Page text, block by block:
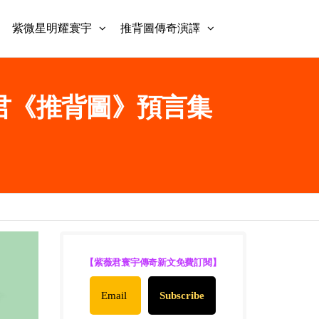
紫微星明耀寰宇 推背圖傳奇演譯
《推背圖》預言集
【紫薇君寰宇傳奇新文免費訂閱】